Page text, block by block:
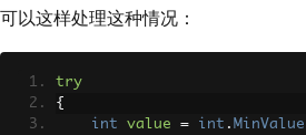
可以这样处理这种情况：
try
{
int
value = int . MinValue